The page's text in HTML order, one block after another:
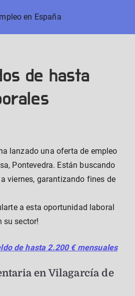
Empleo en España
de hasta
lanzado una oferta de empleo
Pontevedra. Están buscando
viernes, garantizando fines de
a esta oportunidad laboral
su sector!
de hasta 2.200 € mensuales
en Vilagarcía de